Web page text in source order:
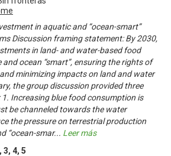
in aquatic and “ocean-smart”
Discussion framing statement: By 2030,
in land- and water-based food
ocean “smart”, ensuring the rights of
minimizing impacts on land and water
the group discussion provided three
Increasing blue food consumption is
be channeled towards the water
the pressure on terrestrial production
“ocean-smar... Leer más
, 3, 4, 5